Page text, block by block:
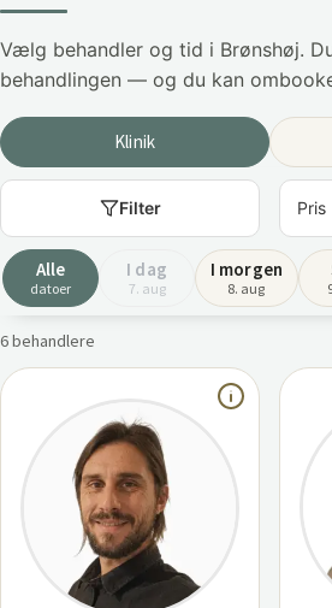
Vælg behandler og tid i Brønshøj.
behandlingen — og du kan
Klinik
Filter
Alle
datoer
I dag
7. aug
I morgen
8. aug
6 behandlere